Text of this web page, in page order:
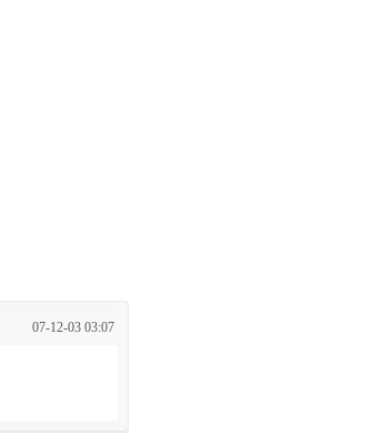
07-12-03 03:07